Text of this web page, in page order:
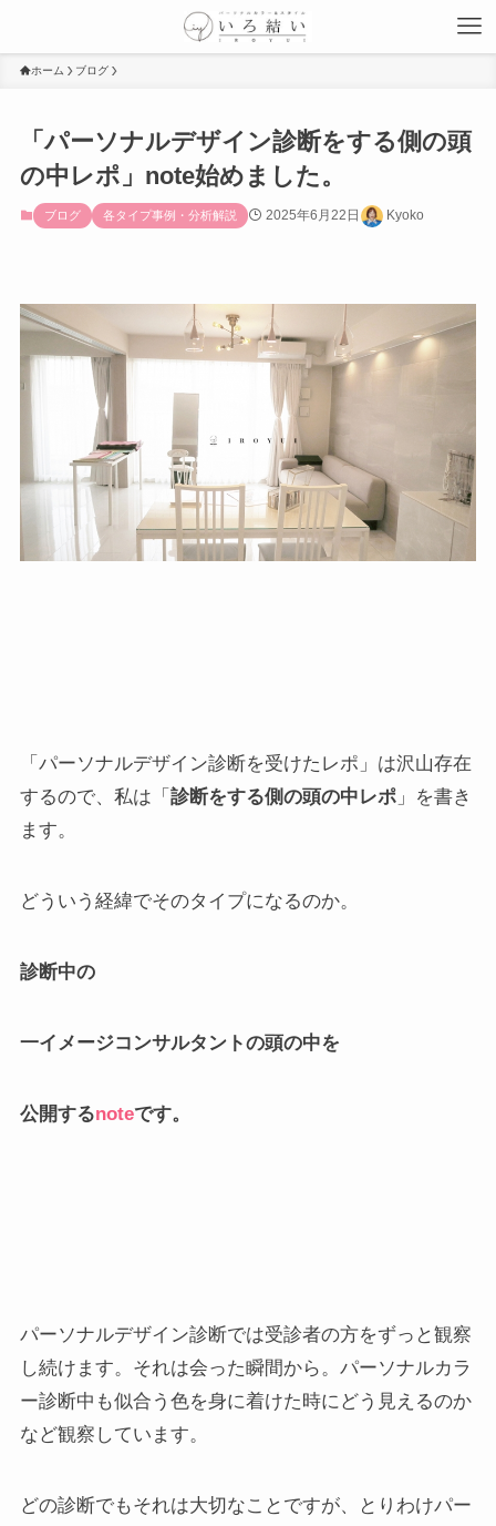
ホーム ブログ
「パーソナルデザイン診断をする側の頭
の中レポ」note始めました。
ブログ 各タイプ事例・分析解説 2025年6月22日 Kyoko
「パーソナルデザイン診断を受けたレポ」は沢山存在
するので、私は「 診断をする側の頭の中レポ」を書き
ます。
どういう経緯でそのタイプになるのか。
診断中の
一イメージコンサルタントの頭の中を
公開するnoteです。
パーソナルデザイン診断では受診者の方をずっと観察
し続けます。それは会った瞬間から。パーソナルカラ
ー診断中も似合う色を身に着けた時にどう見えるのか
など観察しています。
どの診断でもそれは大切なことですが、とりわけパー